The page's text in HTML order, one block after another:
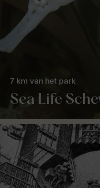
Sea Life
7 km van het park